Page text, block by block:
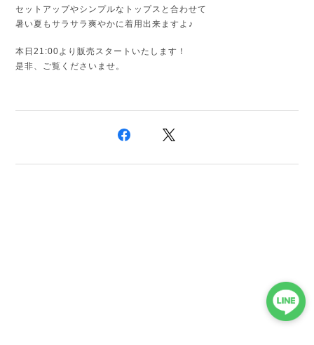
セットアップやシンプルなトップスと合わせて
暑い夏もサラサラ爽やかに着用出来ますよ♪
本日21:00より販売スタートいたします！
是非、ご覧くださいませ。